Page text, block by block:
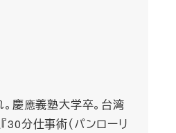
慶應義塾大学卒。台湾
30分仕事術（パンローリ